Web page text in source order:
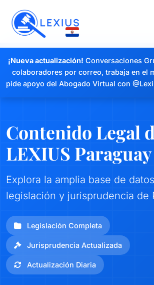
¡Nueva actualización! Conversaciones
colaboradores por correo, trabaja en el
pide apoyo del Abogado Virtual con
Contenido Legal
LEXIUS Paraguay
Explora la amplia base de
legislación y jurisprudencia de
Legislación Completa
Jurisprudencia Actualizada
Actualización Diaria